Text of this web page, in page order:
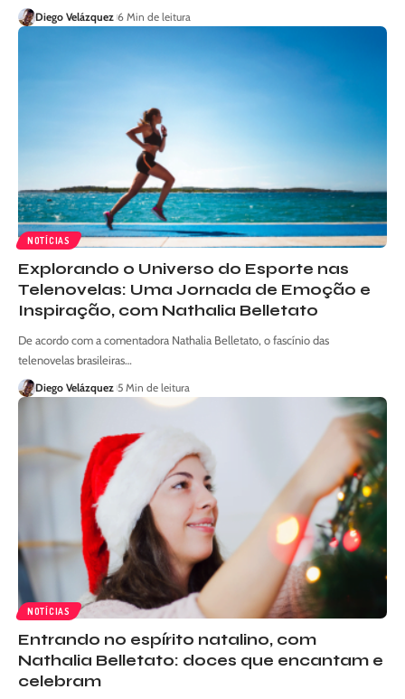
Diego Velázquez 6 Min de leitura
NOTÍCIAS
Explorando o Universo do Esporte nas
Telenovelas: Uma Jornada de Emoção e
Inspiração, com Nathalia Belletato
De acordo com a comentadora Nathalia Belletato, o fascínio das
telenovelas brasileiras…
Diego Velázquez 5 Min de leitura
NOTÍCIAS
Entrando no espírito natalino, com
Nathalia Belletato: doces que encantam e
celebram